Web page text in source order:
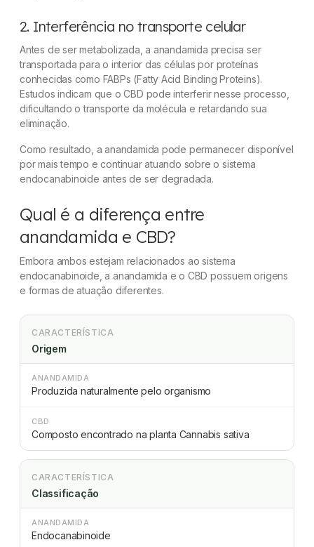
2. Interferência no transporte celular
Antes de ser metabolizada, a anandamida precisa ser
transportada para o interior das células por proteínas
conhecidas como FABPs (Fatty Acid Binding Proteins).
Estudos indicam que o CBD pode interferir nesse processo,
dificultando o transporte da molécula e retardando sua
eliminação.
Como resultado, a anandamida pode permanecer disponível
por mais tempo e continuar atuando sobre o sistema
endocanabinoide antes de ser degradada.
Qual é a diferença entre
anandamida e CBD?
Embora ambos estejam relacionados ao sistema
endocanabinoide, a anandamida e o CBD possuem origens
e formas de atuação diferentes.
CARACTERÍSTICA
Origem
ANANDAMIDA
Produzida naturalmente pelo organismo
CBD
Composto encontrado na planta Cannabis sativa
CARACTERÍSTICA
Classificação
ANANDAMIDA
Endocanabinoide